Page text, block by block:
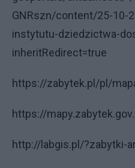
GNRszn/content/25-10-
instytutu-dziedzictwa-
inheritRedirect=true
https://zabytek.pl/pl/
https://
http://labgis.pl/?zabytki-